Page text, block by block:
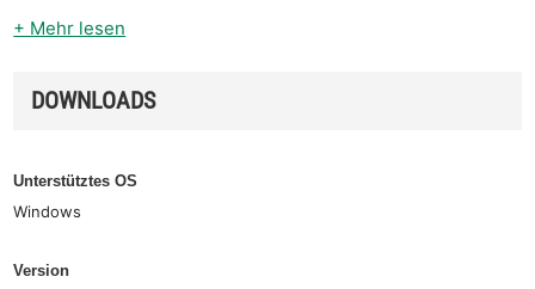
+ Mehr lesen
DOWNLOADS
Unterstütztes OS
Windows
Version